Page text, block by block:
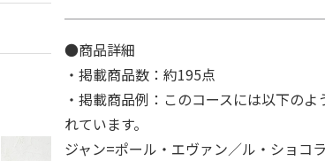
●商品詳細
・掲載商品数：約195点
・掲載商品例：このコースには以下の
れています。
ジャン=ポール・エヴァン／ル・ショコ